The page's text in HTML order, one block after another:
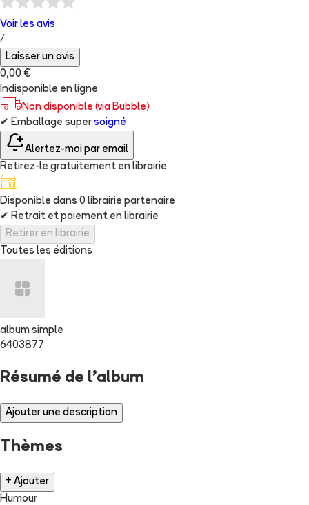
Voir les avis
/
Laisser un avis
0,00 €
Indisponible en ligne
Non disponible (via Bubble)
✔ Emballage super soigné
Alertez-moi par email
Retirez-le gratuitement en librairie
Disponible dans 0 librairie partenaire
✔ Retrait et paiement en librairie
Retirer en librairie
Toutes les éditions
album simple
6403877
Résumé de l'album
Ajouter une description
Thèmes
+ Ajouter
Humour